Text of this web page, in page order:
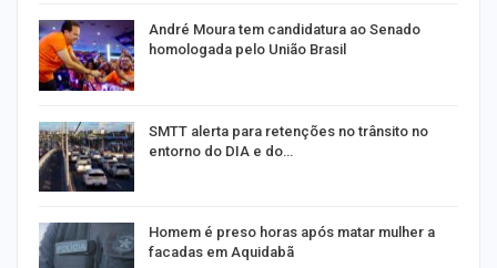
André Moura tem candidatura ao Senado
homologada pelo União Brasil
SMTT alerta para retenções no trânsito no
entorno do DIA e do…
Homem é preso horas após matar mulher a
facadas em Aquidabã